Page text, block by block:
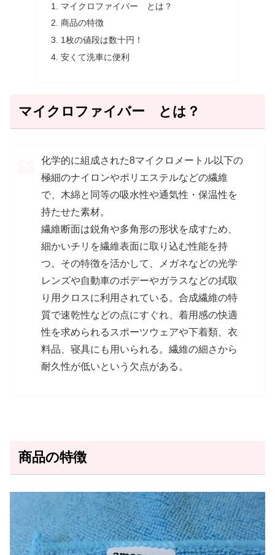
マイクロファイバー とは？
商品の特徴
1枚の値段は数十円！
安くて洗車に便利
マイクロファイバー とは？
化学的に組成された8マイクロメートル以下の
極細のナイロンやポリエステルなどの繊維
で、木綿と同等の吸水性や通気性・保温性を
持たせた素材。
繊維断面は鋭角や多角形の形状を成すため、
細かいチリを繊維表面に取り込む性能を持
つ。その特徴を活かして、メガネなどの光学
レンズや自動車のボデーやガラスなどの拭取
り用クロスに利用されている。合成繊維の特
質で速乾性などの点にすぐれ、着用感の快適
性を求められるスポーツウェアや下着類、衣
料品、寝具にも用いられる。繊維の細さから
耐久性が低いという欠点がある。
商品の特徴